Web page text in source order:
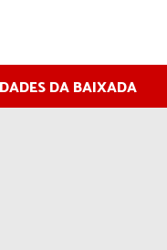
DA BAIXADA